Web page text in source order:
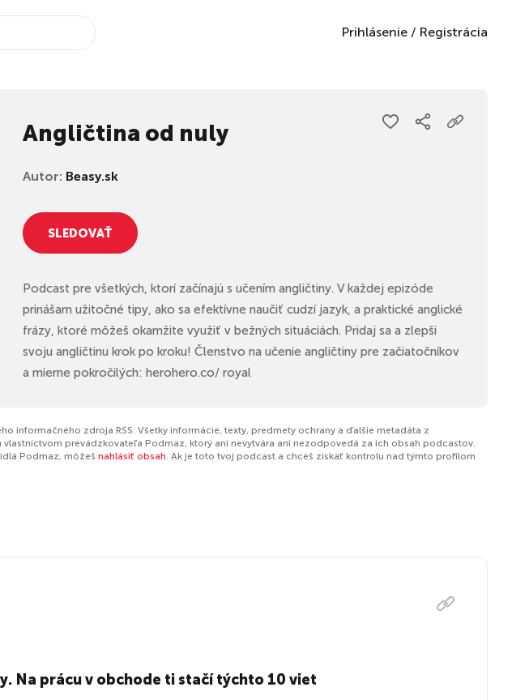
Prihlásenie / Registrácia
Angličtina od nuly
Autor: Beasy.sk
SLEDOVAŤ
Podcast pre všetkých, ktorí začínajú s učením angličtiny. V každej epizóde
prinášam užitočné tipy, ako sa efektívne naučiť cudzí jazyk, a praktické anglické
frázy, ktoré môžeš okamžite využiť v bežných situáciách. Pridaj sa a zlepši
svoju angličtinu krok po kroku! Členstvo na učenie angličtiny pre začiatočníkov
a mierne pokročilých: herohero.co/ royal
informačného zdroja RSS. Všetky informácie, texty, predmety ochrany a ďalšie metadáta z
prevádzkovateľa Podmaz, ktorý ani nevytvára ani nezodpovedá za ich obsah podcastov.
Podmaz, môžeš nahlásiť obsah. Ak je toto tvoj podcast a chceš získať kontrolu nad týmto profilom
Na prácu v obchode ti stačí týchto 10 viet